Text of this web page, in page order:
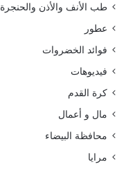
طب الأنف والأذن والحنجرة
عطور
فوائد الخضروات
فيديوهات
كرة القدم
مال و أعمال
محافظة البيضاء
مرايا